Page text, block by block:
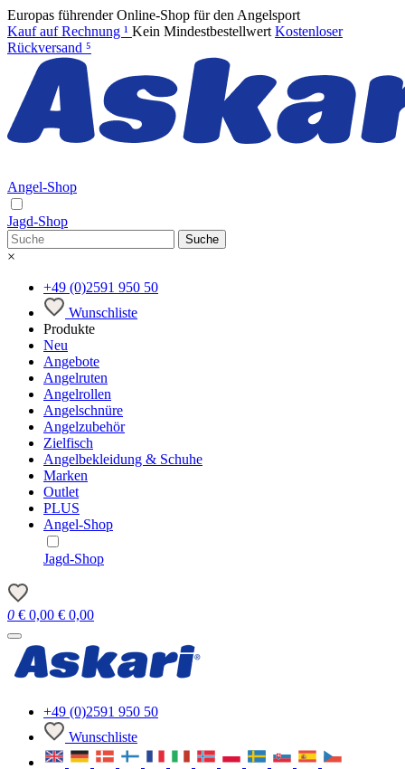
Europas führender Online-Shop für den Angelsport
Kauf auf Rechnung ¹ Kein Mindestbestellwert Kostenloser
Rückversand ⁵
Angel-Shop
Jagd-Shop
Suche
×
+49 (0)2591 950 50
Wunschliste
Produkte
Neu
Angebote
Angelruten
Angelrollen
Angelschnüre
Angelzubehör
Zielfisch
Angelbekleidung & Schuhe
Marken
Outlet
PLUS
Angel-Shop
Jagd-Shop
0 € 0,00 € 0,00
+49 (0)2591 950 50
Wunschliste